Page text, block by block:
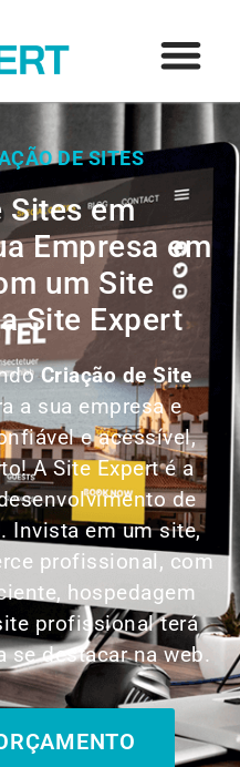
DE SITES
Sites em
Empresa em
um Site
Site Expert
Criação de Site
a sua empresa e
e acessível,
A Site Expert é a
de
Invista em um site,
profissional, com
hospedagem
profissional terá
se destacar na web.